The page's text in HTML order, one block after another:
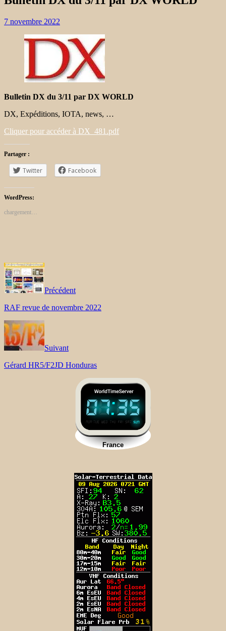
7 novembre 2022
Bulletin DX du 3/11 par DX WORLD
DX, Expéditions, IOTA, news, …
Cliquer pour accéder à DX_481.pdf
Partager :
Twitter Facebook
WordPress:
chargement…
Précédent
RAF revue de novembre 2022
Suivant
Gérard HR5/F2JD Honduras